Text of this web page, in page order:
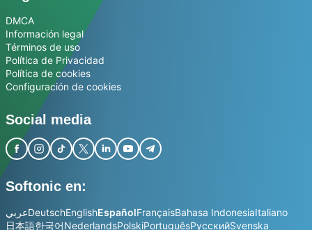
DMCA
Información legal
Términos de uso
Política de Privacidad
Política de cookies
Configuración de cookies
Social media
Softonic en:
عربيDeutschEnglishEspañolFrançaisBahasa IndonesiaItaliano
日本語한국어NederlandsPolskiPortuguêsРусскийSvenska